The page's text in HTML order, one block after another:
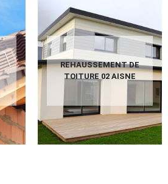
REHAUSSEMENT DE
TOITURE 02 AISNE